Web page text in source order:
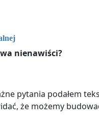
nienawiści?
pytania podałem
że możemy